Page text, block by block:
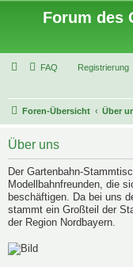
Forum des
FAQ Registrierung
Foren-Übersicht Über
Über uns
Der Gartenbahn-
Modellbahnfreunden, die
beschäftigen. Da bei uns
stammt ein Großteil der
der Region Nordbayern.